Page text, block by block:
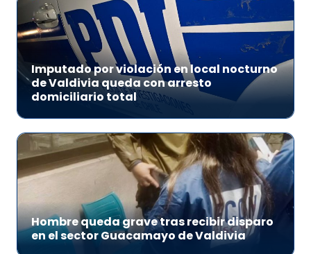
Imputado por violación en local nocturno
de Valdivia queda con arresto
domiciliario total
Hombre queda grave tras recibir disparo
en el sector Guacamayo de Valdivia